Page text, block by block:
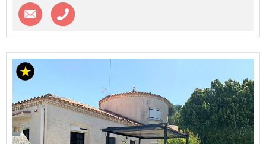
Contacter l'agence